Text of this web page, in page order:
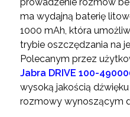
prowadzenie rozmów
ma wydajną baterię
1000 mAh, która
trybie oszczędzania na
Polecanym przez
Jabra DRIVE 100-
wysoką jakością
rozmowy wynoszącym